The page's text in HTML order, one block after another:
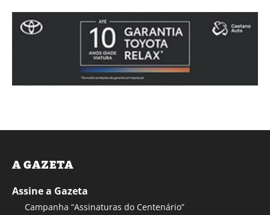
A GAZETA
Assine a Gazeta
Campanha “Assinaturas do Centenário”